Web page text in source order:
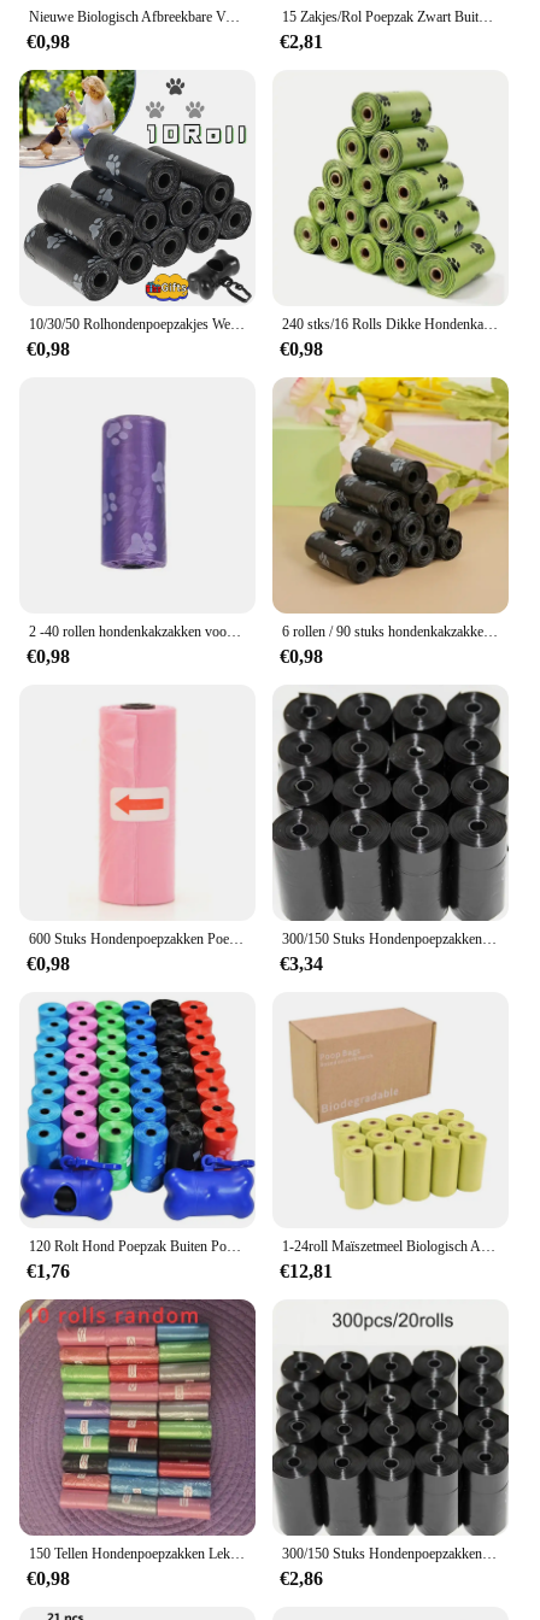
Nieuwe Biologisch Afbreekbare Vuilniszak Hond Poepzakken Bulk Biobase Geurende Poepzak Afbreekbare Kattenafvoerzakken Hond Poepdispenser Geschenken
€0,98
15 Zakjes/Rol Poepzak Zwart Buiten Draagbare Schoonmaaktassen Hondenpoepzak Dispenser Huisdierbenodigdheden Huisdierproducten
€2,81
10/30/50 Rolhondenpoepzakjes Wegwerp Vuilniszakken Voor Huisdieren Hondenafvalzakken Ontwerp Huisdierpoep Opraap Beenzak Dispenser Gereedschap
€0,98
240 stks/16 Rolls Dikke Hondenkak Zakken, Lekvrije Huisdier Afvalzak Voor Hond Outdoor Wandelen
€0,98
€0,98
6 rollen / 90 stuks hondenkakzakken, extra dikke lekvrije huisdierafvalzakken met gemakkelijk scheurontwerp, lekbestendig voor gebruik buitenshuis
€0,98
€0,98
300/150 Stuks Hondenpoepzakken, Draagbare Afvalzakken Voor Huisdieren, Duurzame En Lekvrije Vuilniszakken Voor Huisdieren, Schoonmaakbenodigdheden Voor Huisdieren
€3,34
€1,76 €12,81
€0,98
300/150 Stuks Hondenpoepzakken, Draagbare Afvalzakken Voor Huisdieren, Duurzame En Lekvrije Vuilniszakken Voor Huisdieren, Schoonmaakbenodigdheden Voor Huisdieren
€2,86